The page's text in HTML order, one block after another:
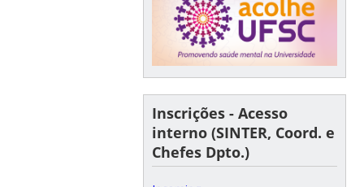
Inscrições - Acesso
interno (SINTER, Coord. e
Chefes Dpto.)